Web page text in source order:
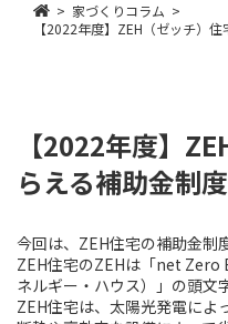
家づくりコラム
【2022年度】ZEH（ゼッチ）
【2022年度】
らえる補助金制
今回は、ZEH住宅の補助金制
ZEH住宅のZEHは「net Zero
ネルギー・ハウス）」の頭文
ZEH住宅は、太陽光発電によ